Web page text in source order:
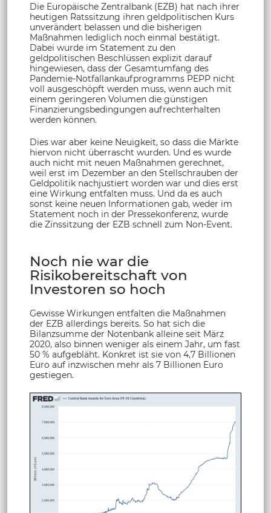
Die Europäische Zentralbank (EZB) hat nach ihrer
heutigen Ratssitzung ihren geldpolitischen Kurs
unverändert belassen und die bisherigen
Maßnahmen lediglich noch einmal bestätigt.
Dabei wurde im Statement zu den
geldpolitischen Beschlüssen explizit darauf
hingewiesen, dass der Gesamtumfang des
Pandemie-Notfallankaufprogramms PEPP nicht
voll ausgeschöpft werden muss, wenn auch mit
einem geringeren Volumen die günstigen
Finanzierungsbedingungen aufrechterhalten
werden können.
Dies war aber keine Neuigkeit, so dass die Märkte
hiervon nicht überrascht wurden. Und es wurde
auch nicht mit neuen Maßnahmen gerechnet,
weil erst im Dezember an den Stellschrauben der
Geldpolitik nachjustiert worden war und dies erst
eine Wirkung entfalten muss. Und da es auch
sonst keine neuen Informationen gab, weder im
Statement noch in der Pressekonferenz, wurde
die Zinssitzung der EZB schnell zum Non-Event.
Noch nie war die
Risikobereitschaft von
Investoren so hoch
Gewisse Wirkungen entfalten die Maßnahmen
der EZB allerdings bereits. So hat sich die
Bilanzsumme der Notenbank alleine seit März
2020, also binnen weniger als einem Jahr, um fast
50 % aufgebläht. Konkret ist sie von 4,7 Billionen
Euro auf inzwischen mehr als 7 Billionen Euro
gestiegen.